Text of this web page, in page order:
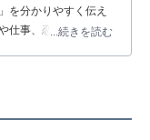
を分かりやすく伝え
仕事、恋愛、ITに関
...続きを読む